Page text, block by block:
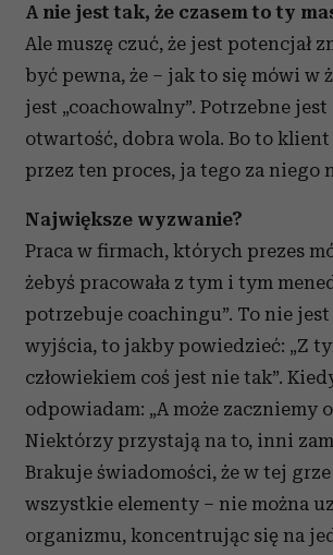
A nie jest tak, że czasem to ty
Ale muszę czuć, że jest potencjał
być pewna, że – jak to się mówi w
jest „coachowalny”. Potrzebne
otwartość, dobra wola. Bo to
przez ten proces, ja tego za niego
Największe wyzwanie?
Praca w firmach, których prezes
żebyś pracowała z tym i tym
potrzebuje coachingu”. To nie
wyjścia, to jakby powiedzieć: „Z
człowiekiem coś jest nie tak”.
odpowiadam: „A może zaczniemy
Niektórzy przystają na to, inni
Brakuje świadomości, że w tej
wszystkie elementy – nie można
organizmu, koncentrując się na